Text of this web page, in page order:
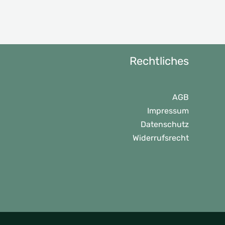
Rechtliches
AGB
Impressum
Datenschutz
Widerrufsrecht